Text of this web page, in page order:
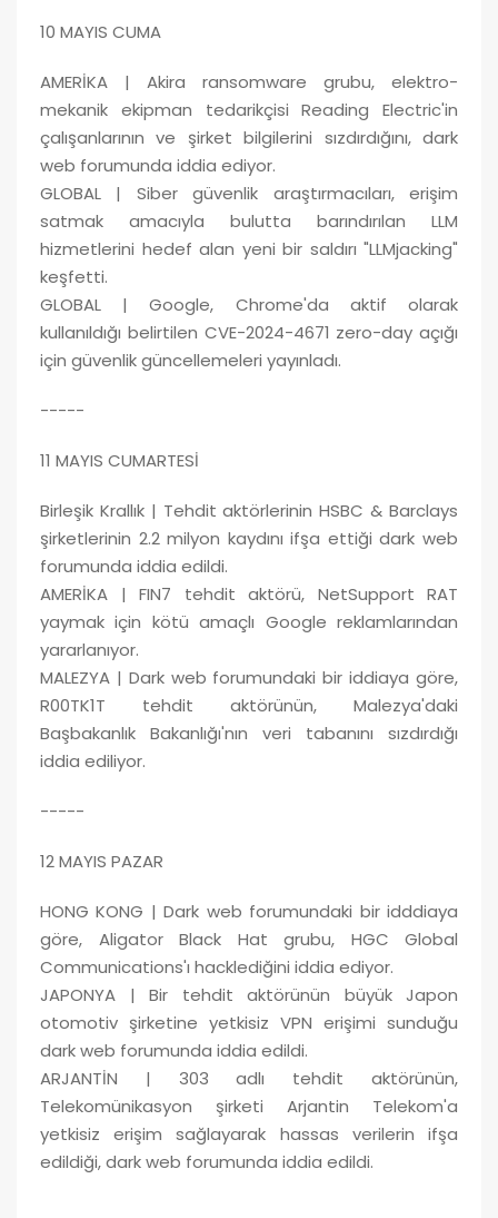
10 MAYIS CUMA
AMERİKA | Akira ransomware grubu, elektro-
mekanik ekipman tedarikçisi Reading Electric'in
çalışanlarının ve şirket bilgilerini sızdırdığını, dark
web forumunda iddia ediyor.
GLOBAL | Siber güvenlik araştırmacıları, erişim
satmak amacıyla bulutta barındırılan LLM
hizmetlerini hedef alan yeni bir saldırı "LLMjacking"
keşfetti.
GLOBAL | Google, Chrome'da aktif olarak
kullanıldığı belirtilen CVE-2024-4671 zero-day açığı
için güvenlik güncellemeleri yayınladı.
-----
11 MAYIS CUMARTESİ
Birleşik Krallık | Tehdit aktörlerinin HSBC & Barclays
şirketlerinin 2.2 milyon kaydını ifşa ettiği dark web
forumunda iddia edildi.
AMERİKA | FIN7 tehdit aktörü, NetSupport RAT
yaymak için kötü amaçlı Google reklamlarından
yararlanıyor.
MALEZYA | Dark web forumundaki bir iddiaya göre,
R00TK1T tehdit aktörünün, Malezya'daki
Başbakanlık Bakanlığı'nın veri tabanını sızdırdığı
iddia ediliyor.
-----
12 MAYIS PAZAR
HONG KONG | Dark web forumundaki bir idddiaya
göre, Aligator Black Hat grubu, HGC Global
Communications'ı hacklediğini iddia ediyor.
JAPONYA | Bir tehdit aktörünün büyük Japon
otomotiv şirketine yetkisiz VPN erişimi sunduğu
dark web forumunda iddia edildi.
ARJANTİN | 303 adlı tehdit aktörünün,
Telekomünikasyon şirketi Arjantin Telekom'a
yetkisiz erişim sağlayarak hassas verilerin ifşa
edildiği, dark web forumunda iddia edildi.